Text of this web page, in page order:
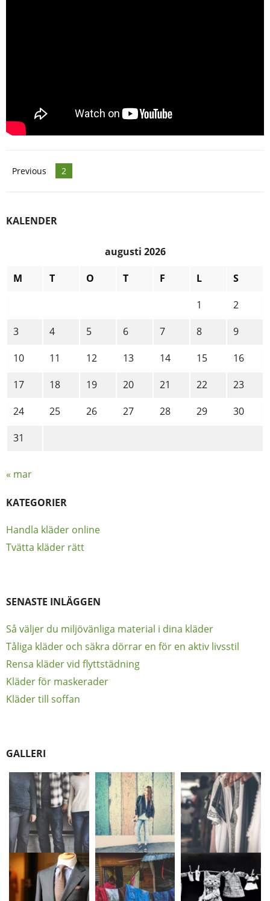
navigation
Previous 2
KALENDER
augusti 2026
M
T O T F L
S
1
2
3
4 5 6 7 8
9
10
11 12 13 14 15
16
17
18 19 20 21 22
23
24
25 26 27 28 29
30
31
« mar
KATEGORIER
Handla kläder online
Tvätta kläder rätt
SENASTE INLÄGGEN
Så väljer du miljövänliga material i dina kläder
Tåliga kläder och säkra dörrar en för en aktiv livsstil
Rensa kläder vid flyttstädning
Kläder för maskerader
Kläder till soffan
GALLERI